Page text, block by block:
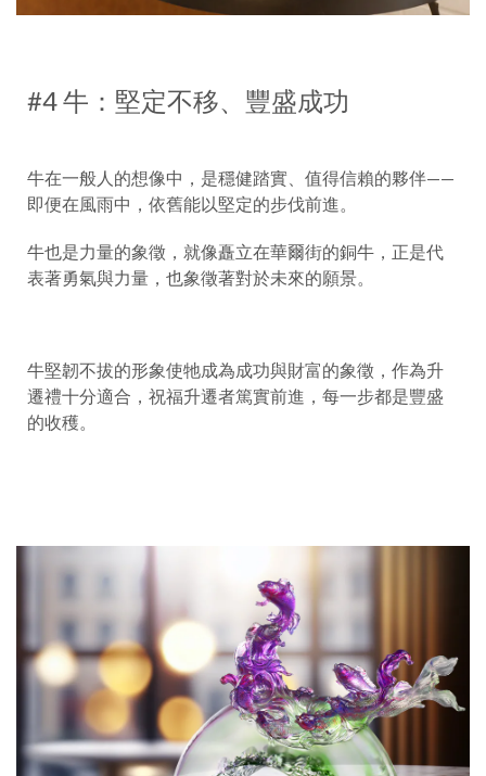
#4 牛：堅定不移、豐盛成功
牛在一般人的想像中，是穩健踏實、值得信賴的夥伴——
即便在風雨中，依舊能以堅定的步伐前進。
牛也是力量的象徵，就像矗立在華爾街的銅牛，正是代
表著勇氣與力量，也象徵著對於未來的願景。
牛堅韌不拔的形象使牠成為成功與財富的象徵，作為升
遷禮十分適合，祝福升遷者篤實前進，每一步都是豐盛
的收穫。